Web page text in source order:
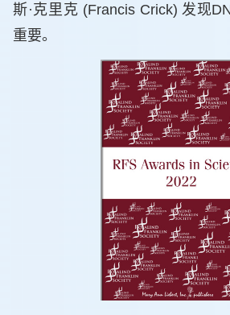
斯·克里克 (Francis Crick) 发现
重要。